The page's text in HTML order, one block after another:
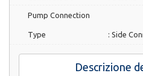
Pump Connection
Type : Side
Descrizione